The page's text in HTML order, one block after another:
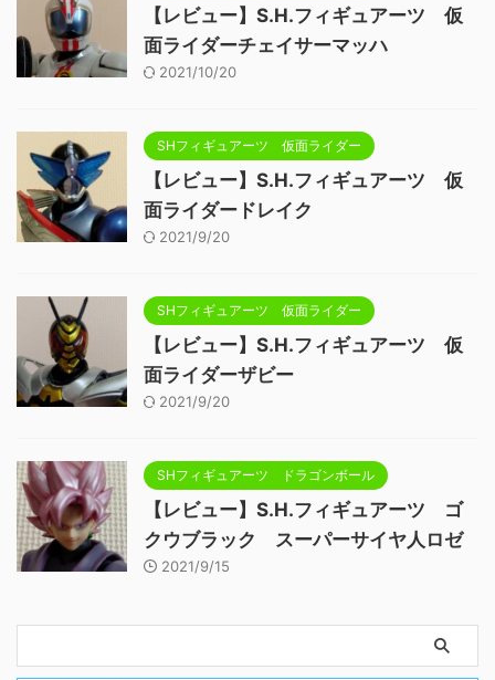
【レビュー】S.H.フィギュアーツ 仮
面ライダーチェイサーマッハ
2021/10/20
SHフィギュアーツ 仮面ライダー
【レビュー】S.H.フィギュアーツ 仮
面ライダードレイク
2021/9/20
SHフィギュアーツ 仮面ライダー
【レビュー】S.H.フィギュアーツ 仮
面ライダーザビー
2021/9/20
SHフィギュアーツ ドラゴンボール
【レビュー】S.H.フィギュアーツ ゴ
クウブラック スーパーサイヤ人ロゼ
2021/9/15